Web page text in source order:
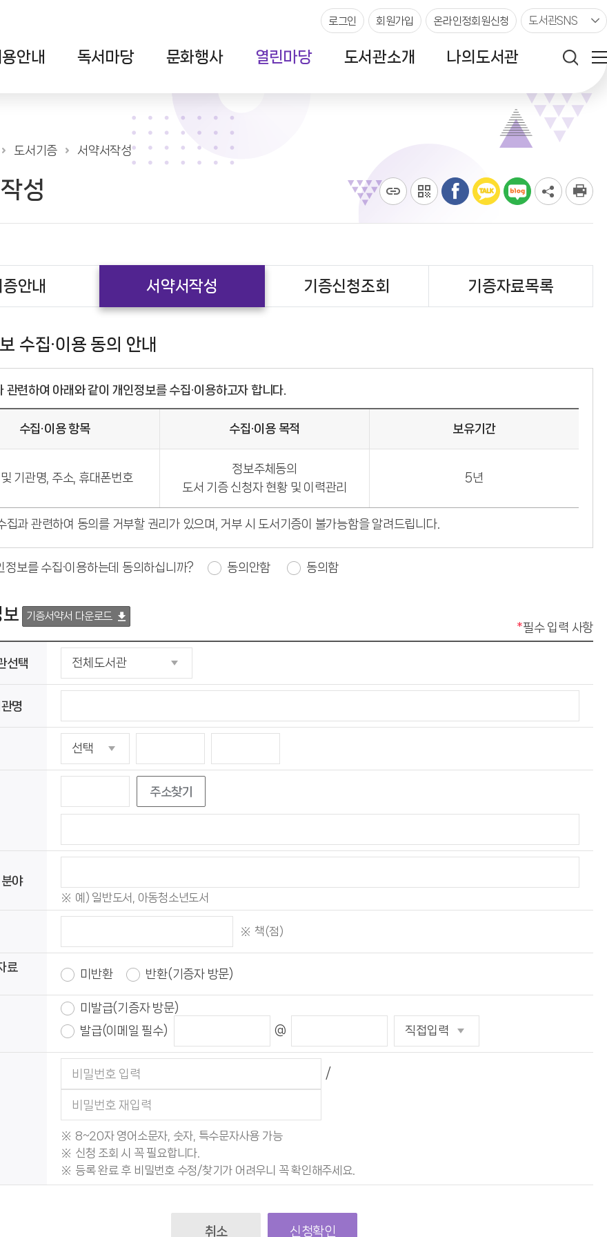
로그인 회원가입 온라인정회원신청 도서관SNS
안내 독서마당 문화행사 열린마당 도서관소개 나의도서관
도서기증 서약서작성
성
증안내 서약서작성 기증신청조회 기증자료목록
수집·이용 동의 안내
관련하여 아래와 같이 개인정보를 수집·이용하고자 합니다.
수집·이용 항목 수집·이용 목적 보유기간
기관명, 주소, 휴대폰번호
정보주체동의
도서 기증 신청자 현황 및 이력관리
5년
집과 관련하여 동의를 거부할 권리가 있으며, 거부 시 도서기증이 불가능함을 알려드립니다.
정보를 수집·이용하는데 동의하십니까? 동의안함 동의함
보 기증서약서 다운로드
*필수 입력 사항
선택
명
주소찾기
야
예) 일반도서, 아동청소년도서
책(점)
료
미반환 반환(기증자 방문)
미발급(기증자 방문)
발급(이메일 필수)
@
/
8~20자 영어소문자, 숫자, 특수문자사용 가능
신청 조회 시 꼭 필요합니다.
등록 완료 후 비밀번호 수정/찾기가 어려우니 꼭 확인해주세요.
취소 신청확인